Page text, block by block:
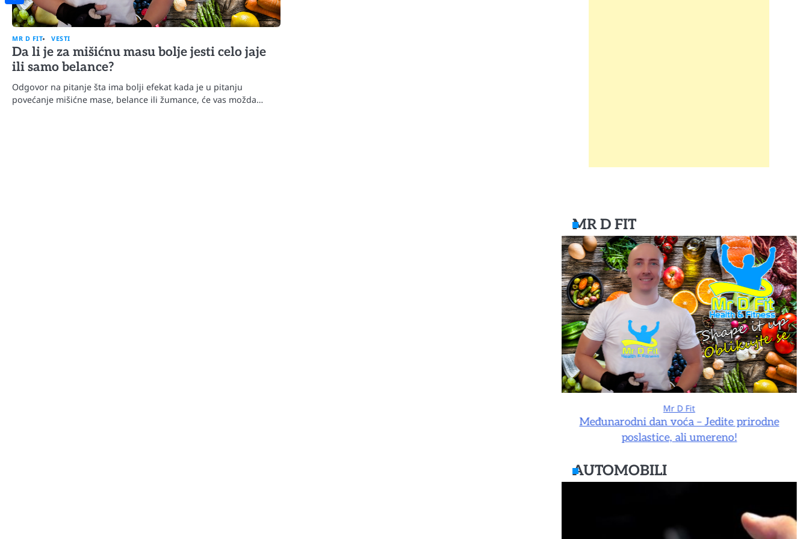
MR D FIT VESTI
Da li je za mišićnu masu bolje jesti celo jaje
ili samo belance?
Odgovor na pitanje šta ima bolji efekat kada je u pitanju
povećanje mišićne mase, belance ili žumance, će vas možda…
MR D FIT
Mr D Fit
Međunarodni dan voća – Jedite prirodne
poslastice, ali umereno!
AUTOMOBILI
Share